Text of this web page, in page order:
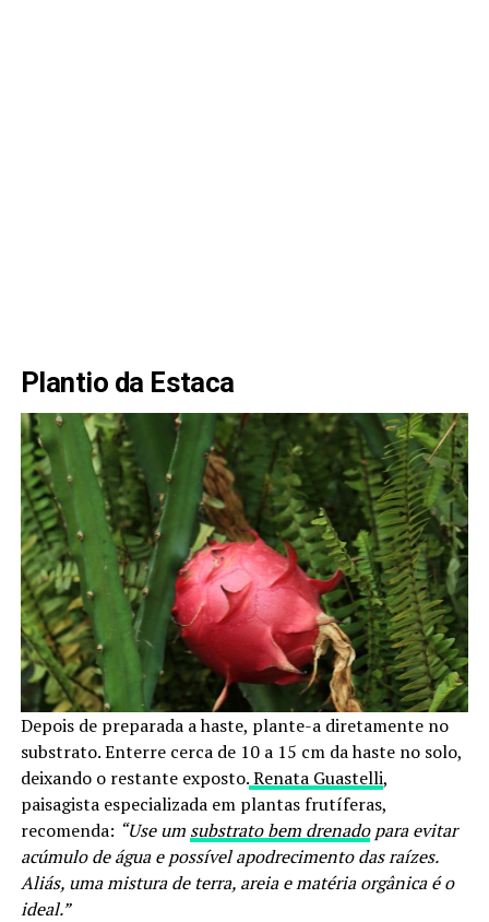
Plantio da Estaca
Depois de preparada a haste, plante-a diretamente no
substrato. Enterre cerca de 10 a 15 cm da haste no solo,
deixando o restante exposto.Renata Guastelli,
paisagista especializada em plantas frutíferas,
recomenda: “Use um substrato bem drenadopara evitar
acúmulo de água e possível apodrecimento das raízes.
Aliás, uma mistura de terra, areia e matéria orgânica é o
ideal.”